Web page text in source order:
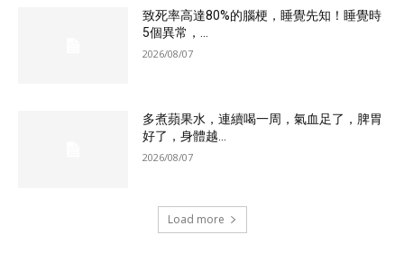
致死率高達80%的腦梗，睡覺先知！睡覺時
5個異常，...
2026/08/07
多煮蘋果水，連續喝一周，氣血足了，脾胃
好了，身體越...
2026/08/07
Load more